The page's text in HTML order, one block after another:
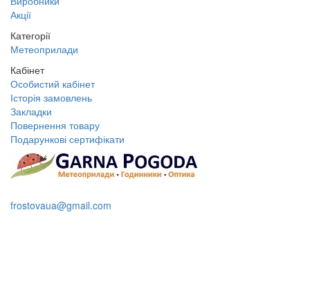
Акції
Категорії
Метеоприлади
Кабінет
Особистий кабінет
Історія замовлень
Закладки
Повернення товару
Подарункові сертифікати
frostovaua@gmail.com